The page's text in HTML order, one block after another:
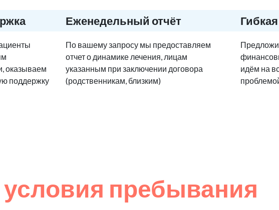
оказываем
поддержку
Еженедельный отчёт
По вашему запросу мы предоставляем
отчет о динамике лечения, лицам
указанным при заключении договора
(родственникам, близким)
идём на
условия пребывания